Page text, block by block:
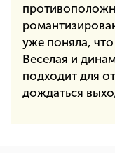
уже поняла,
Веселая и
подходит для
дождаться